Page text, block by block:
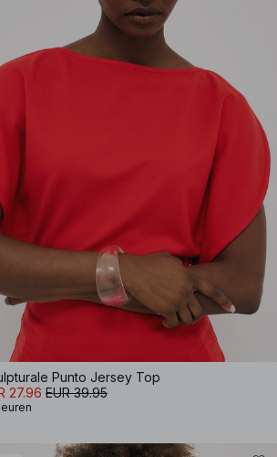
Punto Jersey Top
27.96 EUR 39.95